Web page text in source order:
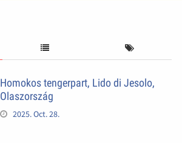
Homokos tengerpart, Lido di Jesolo,
Olaszország
2025. Oct. 28.